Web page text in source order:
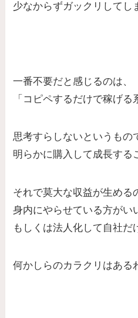
少なからずガックリしてし
一番不要だと感じるのは、
「コピペするだけで稼げる
思考すらしないというもの
明らかに購入して成長する
それで莫大な収益が生める
身内にやらせている方がい
もしくは法人化して自社だ
何かしらのカラクリはある